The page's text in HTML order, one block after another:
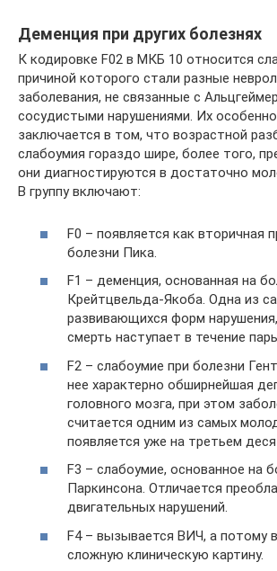
Деменция при других болезнях
К кодировке F02 в МКБ 10 относится
причиной которого стали разные
заболевания, не связанные с
сосудистыми нарушениями. Их
заключается в том, что возрастной
слабоумия гораздо шире, более того,
они диагностируются в достаточно
В группу включают:
F0 – появляется как вторичная
болезни Пика.
F1 – деменция, основанная на
Крейтцвельда-Якоба. Одна из
развивающихся форм
смерть наступает в течение
F2 – слабоумие при болезни
нее характерно обширнейшая
головного мозга, при этом
считается одним из самых
появляется уже на третьем
F3 – слабоумие, основанное на
Паркинсона. Отличается
двигательных нарушений.
F4 – вызывается ВИЧ, а потому
сложную клиническую картину.